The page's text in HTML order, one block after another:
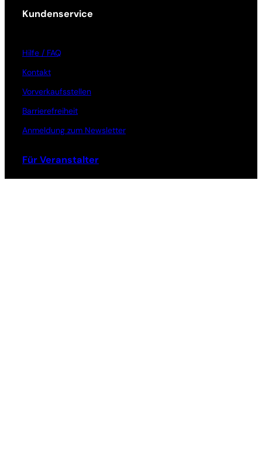
Kundenservice
Hilfe / FAQ
Kontakt
Vorverkaufsstellen
Barrierefreiheit
Anmeldung zum Newsletter
Für Veranstalter